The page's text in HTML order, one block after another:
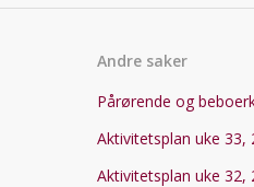
Andre saker
Pårørende og
Aktivitetsplan uke 33,
Aktivitetsplan uke 32,